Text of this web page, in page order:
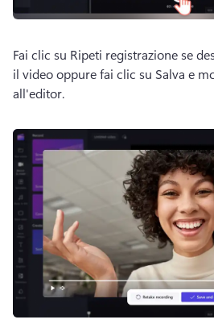
Fai clic su Ripeti registrazione se
il video oppure fai clic su Salva e
all'editor.